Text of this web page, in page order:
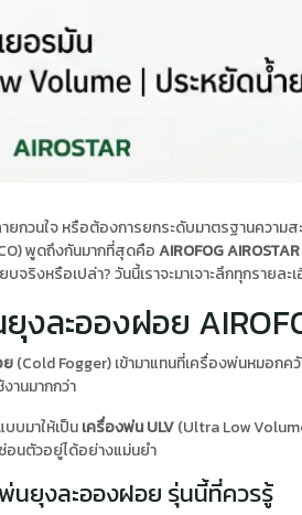
กวนใจ หรือต้องการยกระดับมาตรฐานควา
พูดถึงกันมากที่สุดคือAIROFOG AIROSTAR
จริงหรือเปล่า? วันนี้เราจะมาเจาะลึกทุกรายล
งละอองฝอย
ย(Cold Fogger) เข้ามาแทนที่เครื่องพ่นหมอกค
นมากกว่า
บมาให้เป็นเครื่องพ่น ULV(Ultra Low
อนตัวอยู่ได้อย่างแม่นยำ
นยุงละอองฝอย รุ่นนี้ที่ควรรู้